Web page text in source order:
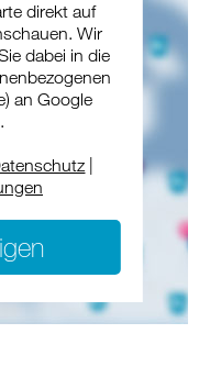
direkt auf
Wir
dabei in die
an Google